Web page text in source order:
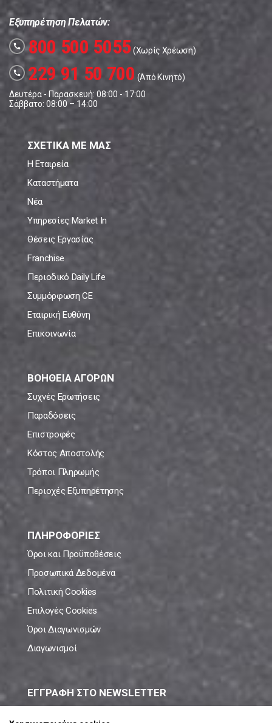
Εξυπηρέτηση Πελατών:
call 800 500 5055(Χωρίς Χρέωση)
call 229 91 50 700 (Από Κινητό)
Δευτέρα - Παρασκευή: 08:00 - 17:00
Σάββατο: 08:00 – 14:00
ΣΧΕΤΙΚΑ ΜΕ ΜΑΣ
Η Εταιρεία
Καταστήματα
Νέα
Υπηρεσίες Market In
Θέσεις Εργασίας
Franchise
Περιοδικό Daily Life
Συμμόρφωση CE
Εταιρική Ευθύνη
Επικοινωνία
ΒΟΗΘΕΙΑ ΑΓΟΡΩΝ
Συχνές Ερωτήσεις
Παραδόσεις
Επιστροφές
Κόστος Αποστολής
Τρόποι Πληρωμής
Περιοχές Εξυπηρέτησης
ΠΛΗΡΟΦΟΡΙΕΣ
Όροι και Προϋποθέσεις
Προσωπικά Δεδομένα
Πολιτική Cookies
Επιλογές Cookies
Όροι Διαγωνισμών
Διαγωνισμοί
ΕΓΓΡΑΦΗ ΣΤΟ NEWSLETTER